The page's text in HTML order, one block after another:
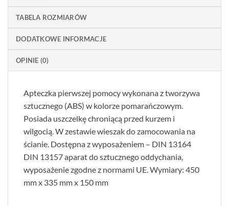
TABELA ROZMIARÓW
DODATKOWE INFORMACJE
OPINIE (0)
Apteczka pierwszej pomocy wykonana z tworzywa
sztucznego (ABS) w kolorze pomarańczowym.
Posiada uszczelkę chroniącą przed kurzem i
wilgocią. W zestawie wieszak do zamocowania na
ścianie. Dostępna z wyposażeniem – DIN 13164
DIN 13157 aparat do sztucznego oddychania,
wyposażenie zgodne z normami UE. Wymiary: 450
mm x 335 mm x 150 mm